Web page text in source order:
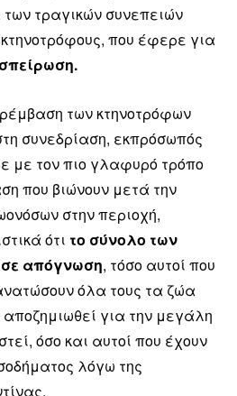
των τραγικών συνεπειών
που έφερε για
των κτηνοτρόφων
συνεδρίαση, εκπρόσωπός
με τον πιο γλαφυρό τρόπο
που βιώνουν μετά την
στην περιοχή,
ότι το σύνολο των
σε απόγνωση, τόσο αυτοί που
όλα τους τα ζώα
για την μεγάλη
όσο και αυτοί που έχουν
λόγω της